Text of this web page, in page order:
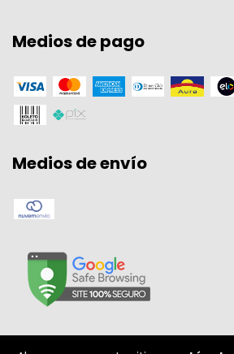
Medios de pago
Medios de envío